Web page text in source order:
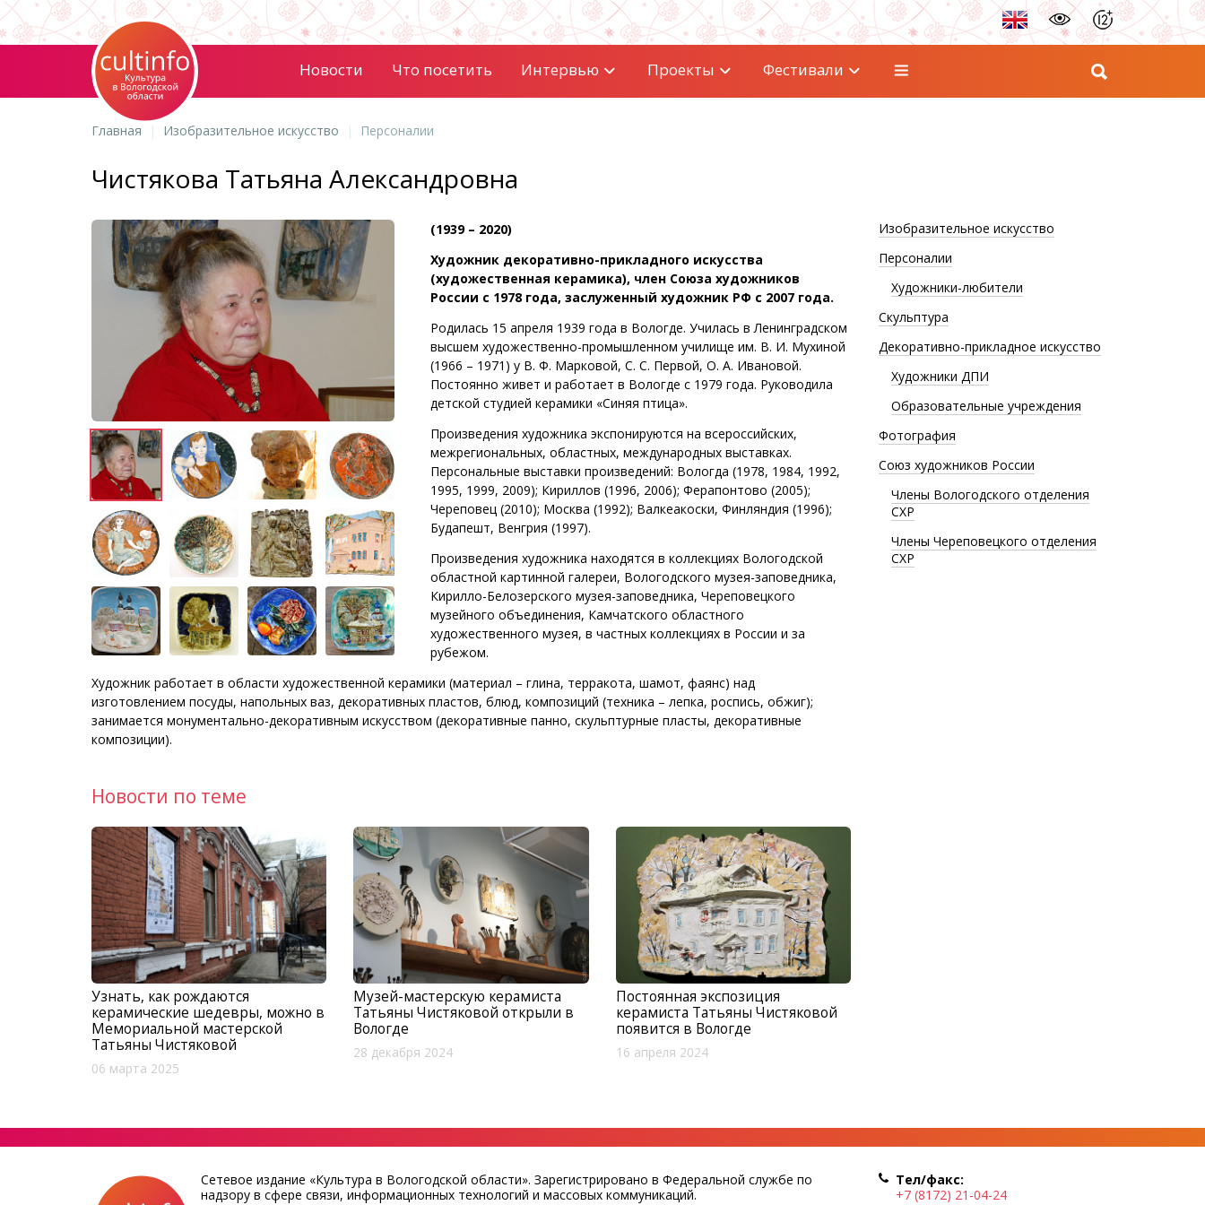
Новости Что посетить Интервью Проекты Фестивали
Главная Изобразительное искусство Персоналии
Чистякова Татьяна Александровна
(1939 – 2020)
Художник декоративно-прикладного искусства
(художественная керамика), член Союза художников
России с 1978 года, заслуженный художник РФ с 2007 года.
Родилась 15 апреля 1939 года в Вологде. Училась в Ленинградском
высшем художественно-промышленном училище им. В. И. Мухиной
(1966 – 1971) у В. Ф. Марковой, С. С. Первой, О. А. Ивановой.
Постоянно живет и работает в Вологде с 1979 года. Руководила
детской студией керамики «Синяя птица».
Произведения художника экспонируются на всероссийских,
межрегиональных, областных, международных выставках.
Персональные выставки произведений: Вологда (1978, 1984, 1992,
1995, 1999, 2009); Кириллов (1996, 2006); Ферапонтово (2005);
Череповец (2010); Москва (1992); Валкеакоски, Финляндия (1996);
Будапешт, Венгрия (1997).
Произведения художника находятся в коллекциях Вологодской
областной картинной галереи, Вологодского музея-заповедника,
Кирилло-Белозерского музея-заповедника, Череповецкого
музейного объединения, Камчатского областного
художественного музея, в частных коллекциях в России и за
рубежом.
Художник работает в области художественной керамики (материал – глина, терракота, шамот, фаянс) над
изготовлением посуды, напольных ваз, декоративных пластов, блюд, композиций (техника – лепка, роспись, обжиг);
занимается монументально-декоративным искусством (декоративные панно, скульптурные пласты, декоративные
композиции).
Новости по теме
Узнать, как рождаются
керамические шедевры, можно в
Мемориальной мастерской
Татьяны Чистяковой
06 марта 2025
Музей-мастерскую керамиста
Татьяны Чистяковой открыли в
Вологде
28 декабря 2024
Постоянная экспозиция
керамиста Татьяны Чистяковой
появится в Вологде
16 апреля 2024
Изобразительное искусство
Персоналии
Художники-любители
Скульптура
Декоративно-прикладное искусство
Художники ДПИ
Образовательные учреждения
Фотография
Союз художников России
Члены Вологодского отделения
СХР
Члены Череповецкого отделения
СХР
Сетевое издание «Культура в Вологодской области». Зарегистрировано в Федеральной службе по
надзору в сфере связи, информационных технологий и массовых коммуникаций.
Тел/факс:
+7 (8172) 21-04-24